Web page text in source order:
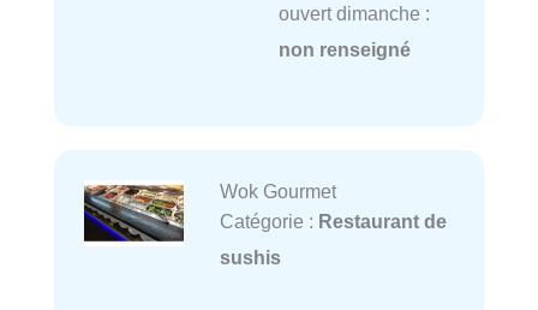
ouvert dimanche :
non renseigné
Wok Gourmet
Catégorie : Restaurant de
sushis